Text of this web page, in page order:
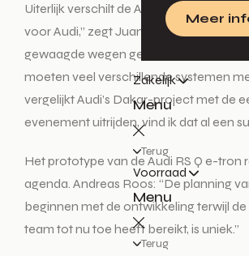
Meer
Zakelijk
Menu
Terug
Voorraad
Menu
Terug
Uiterlijk verschilt de Audi RS Q e-tron
voor Audi,” zegt Juan Manuel Diaz,
gewaagde wegen gekozen in het
moeten veel verschillende systemen
vergelijkt Audi’s Dakar-project met de
evenement uitrijden, vind ik dat al een
Het prototype van de Audi RS Q e-tron
agenda. Andreas Roos: “De planning
beginnen met de ontwikkeling terwijl
team tot nu toe heeft bereikt, is uniek.”